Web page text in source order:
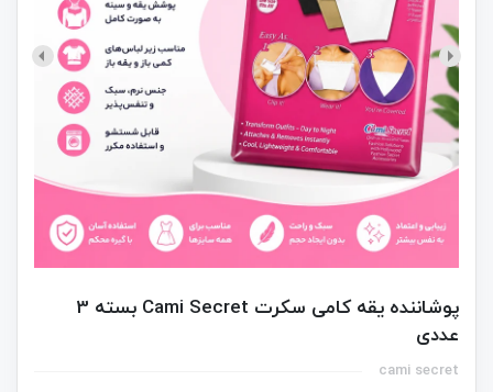
پوشاننده یقه کامی سکرت Cami Secret بسته 3
عددی
cami secret